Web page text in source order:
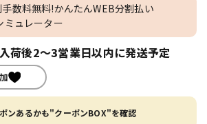
数料無料!かんたんWEB分割払い
ミュレーター
荷後2～3営業日以内に発送予定
ンあるかも"クーポンBOX"を確認